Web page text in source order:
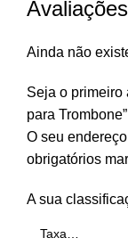
Avaliações
Ainda não
Seja o primeiro
para Trombone”
O seu
obrigatórios
A sua